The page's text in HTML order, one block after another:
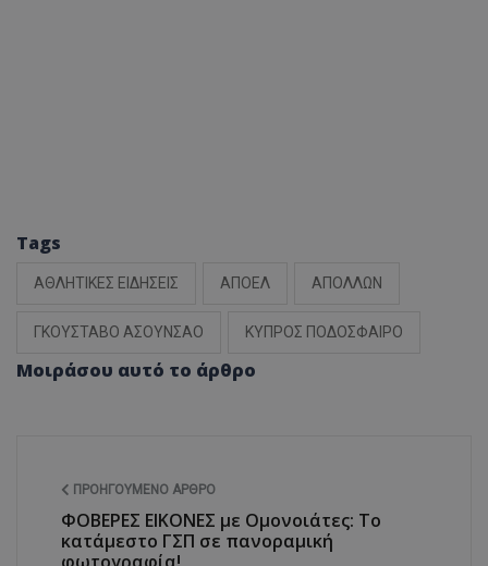
Tags
ΑΘΛΗΤΙΚΕΣ ΕΙΔΗΣΕΙΣ ΑΠΟΕΛ ΑΠΟΛΛΩΝ
ΓΚΟΥΣΤΑΒΟ ΑΣΟΥΝΣΑΟ ΚΥΠΡΟΣ ΠΟΔΟΣΦΑΙΡΟ
Μοιράσου αυτό το άρθρο
ΠΡΟΗΓΟΎΜΕΝΟ ΆΡΘΡΟ
ΦΟΒΕΡΕΣ ΕΙΚΟΝΕΣ με Ομονοιάτες: Το
κατάμεστο ΓΣΠ σε πανοραμική